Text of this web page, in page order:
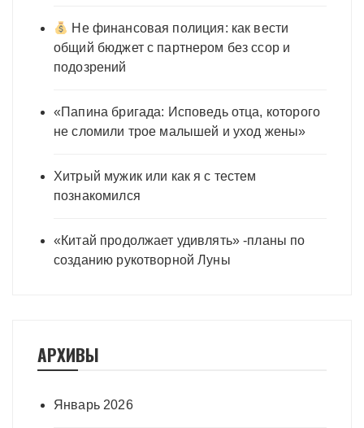
Не финансовая полиция: как вести
общий бюджет с партнером без ссор и
подозрений
«Папина бригада: Исповедь отца, которого
не сломили трое малышей и уход жены»
Хитрый мужик или как я с тестем
познакомился
«Китай продолжает удивлять» -планы по
созданию рукотворной Луны
АРХИВЫ
Январь 2026